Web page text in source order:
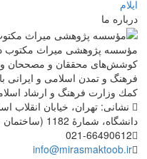
ایلام
درباره ما
كوشش‌های محققان و مصححان و
فرهنگ و تمدن اسلامی و ایرانی
كمك وزارت فرهنگ و ارشاد
نشانی: تهران، خیابان انقلاب
دانشگاه، شمارۀ 1182 (ساختمان فروردین)، طبقۀ دوم
021-66490612
info@mirasmaktoob.ir